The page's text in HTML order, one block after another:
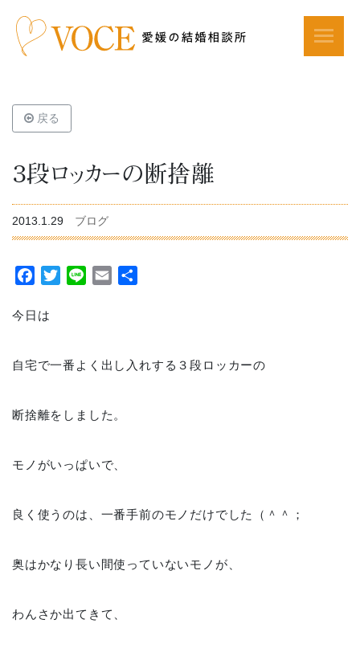
戻る
３段ロッカーの断捨離
2013.1.29 ブログ
Facebook
TwitterLine Email
今日は
自宅で一番よく出し入れする３段ロッカーの
断捨離をしました。
モノがいっぱいで、
良く使うのは、一番手前のモノだけでした（＾＾；
奥はかなり長い間使っていないモノが、
わんさか出てきて、